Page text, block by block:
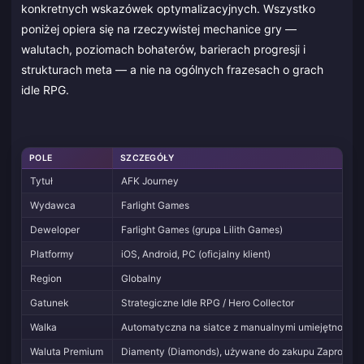
konkretnych wskazówek optymalizacyjnych. Wszystko
poniżej opiera się na rzeczywistej mechanice gry —
walutach, poziomach bohaterów, barierach progresji i
strukturach meta — a nie na ogólnych frazesach o grach
idle RPG.
POLE SZCZEGÓŁY
Tytuł
AFK Journey
Wydawca
Farlight Games
Deweloper
Farlight Games (grupa Lilith Games)
Platformy
iOS, Android, PC (oficjalny klient)
Region
Globalny
Gatunek
Strategiczne Idle RPG / Hero Collector
Walka
Automatyczna na siatce z manualnymi
Waluta Premium
Diamenty (Diamonds), używane do zakupu